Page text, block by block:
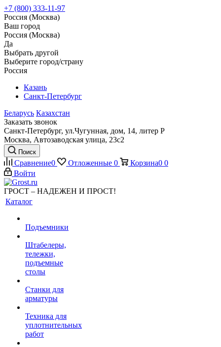
+7 (800) 333-11-97
Россия (Москва)
Ваш город
Россия (Москва)
Да
Выбрать другой
Выберите город/страну
Россия
Казань
Санкт-Петербург
Беларусь Казахстан
Заказать звонок
Санкт-Петербург, ул.Чугунная, дом, 14, литер Р
Москва, Автозаводская улица, 23с2
Поиск
Сравнение0 Отложенные 0 Корзина0 0
Войти
ГРОСТ – НАДЕЖЕН И ПРОСТ!
Каталог
Подъемники
Штабелеры,
тележки,
подъемные
столы
Станки для
арматуры
Техника для
уплотнительных
работ